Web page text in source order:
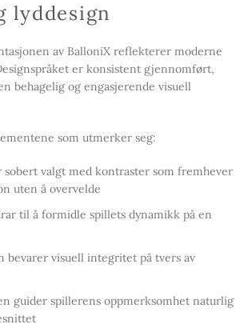
lyddesign
av BalloniX reflekterer moderne
er konsistent gjennomført,
behagelig og engasjerende visuell
som utmerker seg:
sobert valgt med kontraster som fremhever
uten å overvelde
til å formidle spillets dynamikk på en
bevarer visuell integritet på tvers av
guider spillerens oppmerksomhet naturlig